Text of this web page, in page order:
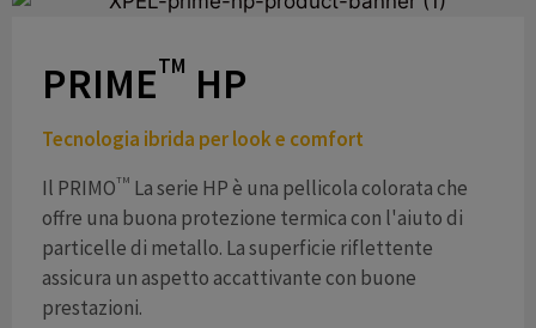
PRIMETM HP
Tecnologia ibrida per look e comfort
Il PRIMOTM La serie HP è una pellicola colorata che
offre una buona protezione termica con l'aiuto di
particelle di metallo. La superficie riflettente
assicura un aspetto accattivante con buone
prestazioni.